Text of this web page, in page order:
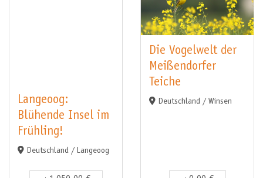
Langeoog:
Blühende Insel im
Frühling!
Deutschland / Langeoog
Die Vogelwelt der
Meißendorfer
Teiche
Deutschland / Winsen